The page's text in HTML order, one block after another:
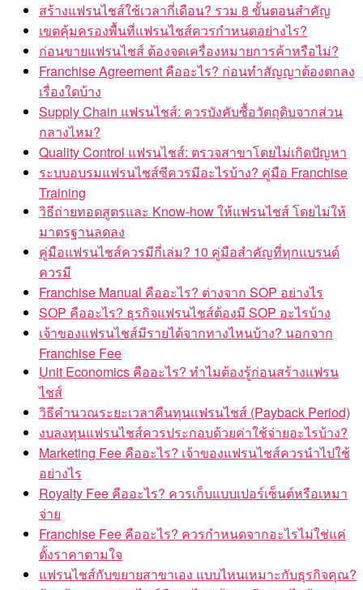
สร้างแฟรนไชส์ใช้เวลากี่เดือน? รวม 8 ขั้นตอนสำคัญ
เขตคุ้มครองพื้นที่แฟรนไชส์ควรกำหนดอย่างไร?
ก่อนขายแฟรนไชส์ ต้องจดเครื่องหมายการค้าหรือไม่?
Franchise Agreement คืออะไร? ก่อนทำสัญญาต้องตกลง
เรื่องใดบ้าง
Supply Chain แฟรนไชส์: ควรบังคับซื้อวัตถุดิบจากส่วน
กลางไหม?
Quality Control แฟรนไชส์: ตรวจสาขาโดยไม่เกิดปัญหา
ระบบอบรมแฟรนไชส์ซีควรมีอะไรบ้าง? คู่มือ Franchise
Training
วิธีถ่ายทอดสูตรและ Know-how ให้แฟรนไชส์ โดยไม่ให้
มาตรฐานลดลง
คู่มือแฟรนไชส์ควรมีกี่เล่ม? 10 คู่มือสำคัญที่ทุกแบรนด์
ควรมี
Franchise Manual คืออะไร? ต่างจาก SOP อย่างไร
SOP คืออะไร? ธุรกิจแฟรนไชส์ต้องมี SOP อะไรบ้าง
เจ้าของแฟรนไชส์มีรายได้จากทางไหนบ้าง? นอกจาก
Franchise Fee
Unit Economics คืออะไร? ทำไมต้องรู้ก่อนสร้างแฟรน
ไชส์
วิธีคำนวณระยะเวลาคืนทุนแฟรนไชส์ (Payback Period)
งบลงทุนแฟรนไชส์ควรประกอบด้วยค่าใช้จ่ายอะไรบ้าง?
Marketing Fee คืออะไร? เจ้าของแฟรนไชส์ควรนำไปใช้
อย่างไร
Royalty Fee คืออะไร? ควรเก็บแบบเปอร์เซ็นต์หรือเหมา
จ่าย
Franchise Fee คืออะไร? ควรกำหนดจากอะไรไม่ใช่แค่
ตั้งราคาตามใจ
แฟรนไชส์กับขยายสาขาเอง แบบไหนเหมาะกับธุรกิจคุณ?